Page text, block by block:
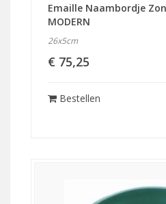
Emaille Naambordje
MODERN
26x5cm
€ 75,25
Bestellen